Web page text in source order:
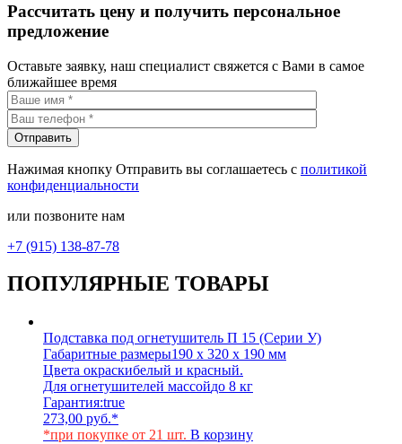
Рассчитать цену и получить персональное
предложение
Оставьте заявку, наш специалист свяжется с Вами в самое
ближайшее время
Нажимая кнопку Отправить вы соглашаетесь с политикой
конфиденциальности
или позвоните нам
+7 (915) 138-87-78
ПОПУЛЯРНЫЕ ТОВАРЫ
Подставка под огнетушитель П 15 (Серии У)
Габаритные размеры190 х 320 х 190 мм
Цвета окраскибелый и красный.
Для огнетушителей массойдо 8 кг
Гарантия:true
273,00 руб.*
*при покупке от 21 шт. В корзину